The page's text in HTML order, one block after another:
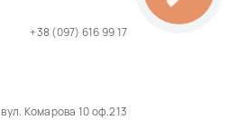
+38 (097) 616 99 17
Комарова 10 оф.213